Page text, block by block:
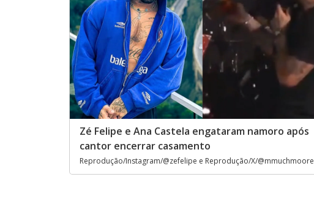
Zé Felipe e Ana Castela engataram namoro após
cantor encerrar casamento
Reprodução/Instagram/@zefelipe e Reprodução/X/@mmuchmoore